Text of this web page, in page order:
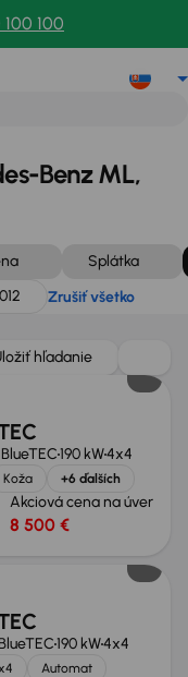
100
Benz ML,
Splátka
Zrušiť všetko
hľadanie
190 kW4x4
Koža +6 ďalších
Akciová cena na úver
8 500 €
190 kW4x4
Automat